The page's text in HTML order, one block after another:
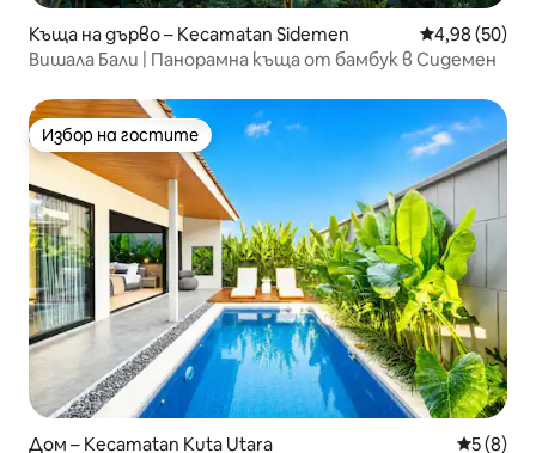
Къща на дърво – Kecamatan Sidemen Средна
4,98 (50)
Вишала Бали | Панорамна къща от бамбук в Сидемен
Избор на гостите
Избор на гостите
Дом – Kecamatan Kuta Utara Средна
5 (8)